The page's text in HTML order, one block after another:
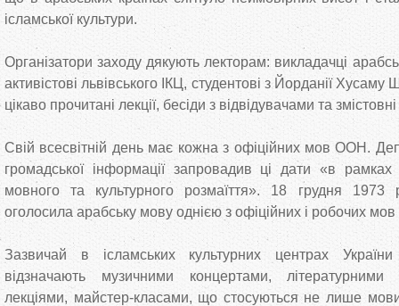
ісламської культури.
Організатори заходу дякують лекторам: викладачці
активістові львівського ІКЦ, студентові з Йорданії Хусаму
цікаво прочитані лекції, бесіди з відвідувачами та
Свій всесвітній день має кожна з офіційних мов ООН.
громадської інформації запровадив ці дати «в рамках
мовного та культурного розмаїття». 18 грудня
оголосила арабську мову однією з офіційних і робочих мов
Зазвичай в ісламських культурних центрах
відзначають музичними концертами, літературними
лекціями, майстер-класами, що стосуються не лише